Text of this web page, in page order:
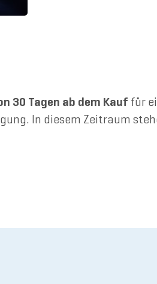
30 Tagen ab dem Kauf für
In diesem Zeitraum